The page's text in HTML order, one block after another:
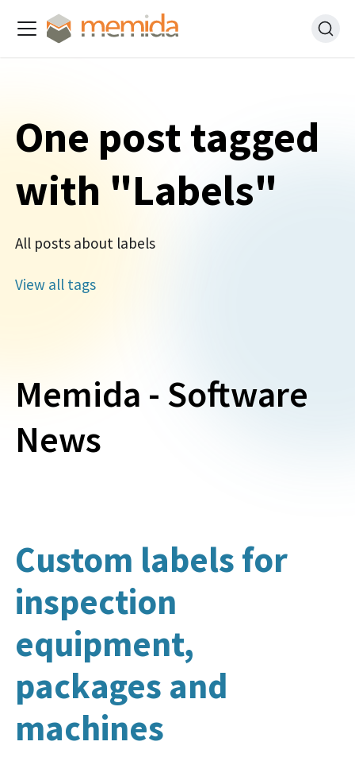
One post tagged
with "Labels"
All posts about labels
View all tags
Memida - Software
News
Custom labels for
inspection
equipment,
packages and
machines